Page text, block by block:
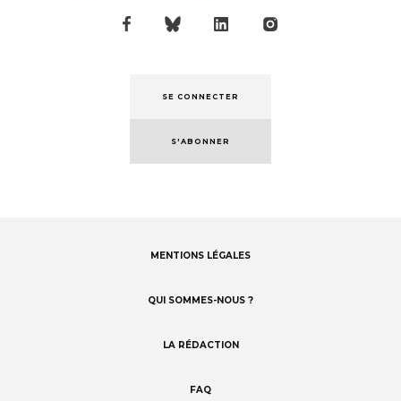
SE CONNECTER
S'ABONNER
MENTIONS LÉGALES
QUI SOMMES-NOUS ?
LA RÉDACTION
FAQ